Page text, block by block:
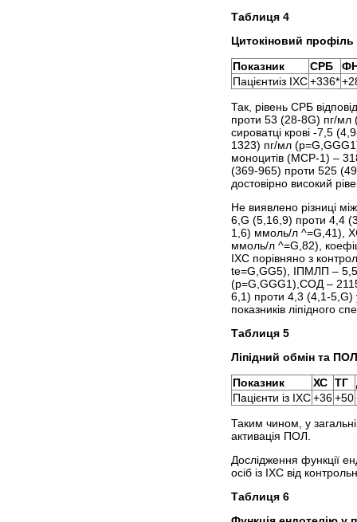
Таблиця 4
Цитокіновий профіль
Показник
СРБ
Пацієнтиіз ІХС+336*
Так, рівень СРБ
проти 53 (28-8G) пг/мл
сироватці крові -7,5
1323) пг/мл
моноцитів (МСР-1) –
(369-965) проти 525
достовірно високий
Не виявлено різниці
6,G (5,16,9) проти 4,4
1,6) ммоль/л ^=G,41),
ммоль/л ^=G,82),
ІХС порівняно з
te=G,GG5), ІПМЛП –
(р=G,GGG1),СОД –
6,1) проти 4,3 (4,1-5,G)
показників ліпідного
Таблиця 5
Ліпідний обмін та
Показник
ХС ТГ
Пацієнти із ІХС+36+50
Таким чином, у
активація ПОЛ.
Дослідження функції
осіб із ІХС від
Таблиця 6